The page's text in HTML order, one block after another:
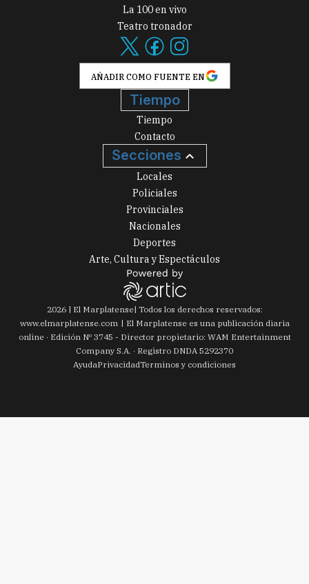
La 100 en vivo
Teatro tronador
AÑADIR COMO FUENTE EN
Tiempo
Tiempo
Contacto
Secciones
Locales
Policiales
Provinciales
Nacionales
Deportes
Arte, Cultura y Espectáculos
2026| El Marplatense| Todos los derechos reservados:
www.elmarplatense.com
El Marplatense es una publicación diaria
online · Edición Nº 3745 - Director propietario: WAM Entertainment
Company S.A. · Registro DNDA 5292370
AyudaPrivacidadTerminos y condiciones